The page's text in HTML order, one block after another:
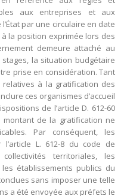
aux entreprises et aux
par une circulaire en date
la position exprimée lors des
demeure attaché au
la situation budgétaire
prise en considération. Tant
à la gratification des
ces organismes d’accueil
de l’article D. 612-60
de la gratification ne
Par conséquent, les
L. 612-8 du code de
territoriales, les
établissements publics du
sans imposer une telle
a été envoyée aux préfets le